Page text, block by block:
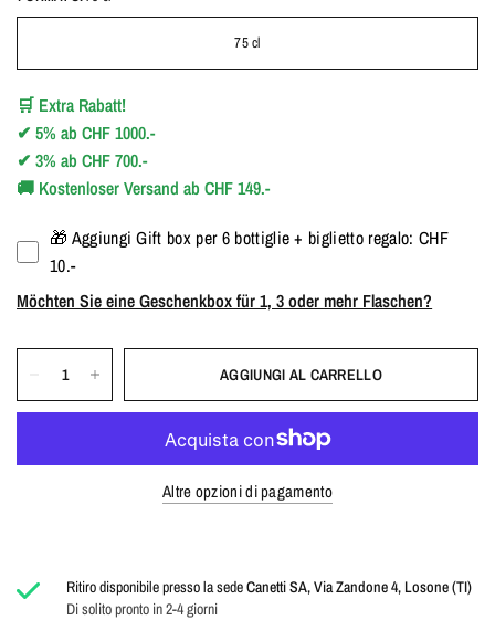
75 cl
🛒 Extra Rabatt!
✔5% abCHF 1000.-
✔3% abCHF 700.-
🚚 Kostenloser Versand ab CHF 149.-
🎁 Aggiungi Gift box per 6 bottiglie + biglietto regalo: CHF
10.-
Möchten Sie eine Geschenkbox für 1, 3 oder mehr Flaschen?
AGGIUNGI AL CARRELLO
Altre opzioni di pagamento
Ritiro disponibile presso la sedeCanetti SA, Via Zandone 4, Losone (TI)
Di solito pronto in 2-4 giorni